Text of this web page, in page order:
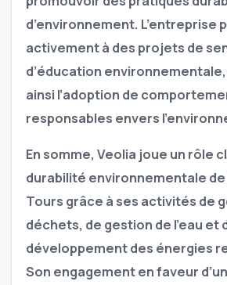
d’environnement. L’entreprise
activement à des projets de
d’éducation
ainsi l’adoption de
responsables envers
En somme, Veolia joue un rôle
durabilité environnementale de
Tours grâce à ses activités de
déchets, de gestion de l’eau et
développement des énergies
Son engagement en faveur